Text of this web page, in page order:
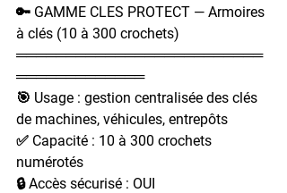
🔑 GAMME CLES PROTECT — Armoires
à clés (10 à 300 crochets)
═════════════════════════
═════════════
🎯 Usage : gestion centralisée des clés
de machines, véhicules, entrepôts
✅ Capacité : 10 à 300 crochets
numérotés
🔒 Accès sécurisé : OUI